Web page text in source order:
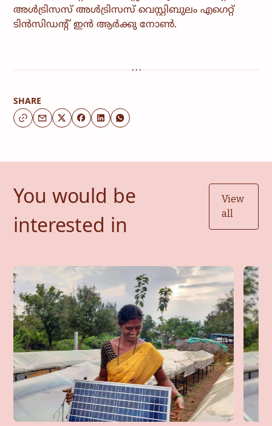
അൾട്രിസസ് അൾട്രിസസ് വെസ്റ്റിബുലം എഗെറ്റ്
ടിൻസിഡൻ്റ് ഇൻ ആർക്കു നോൺ.
SHARE
You would be
interested in
View
all